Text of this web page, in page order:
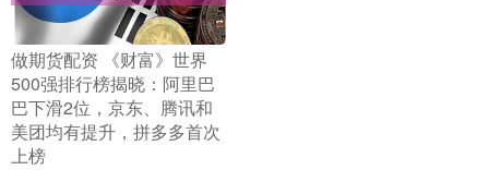
​做期货配资 《财富》世界
500强排行榜揭晓：阿里巴
巴下滑2位，京东、腾讯和
美团均有提升，拼多多首次
上榜